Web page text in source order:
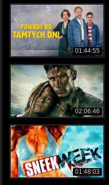
01:44:55
02:06:46
01:48:03